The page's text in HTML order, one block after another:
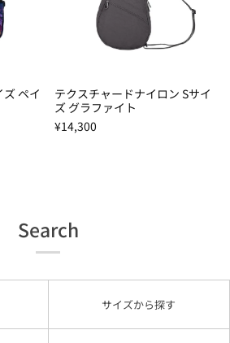
ペイ
テクスチャードナイロン Sサイ
ズ グラファイト
¥14,300
Search
サイズから探す